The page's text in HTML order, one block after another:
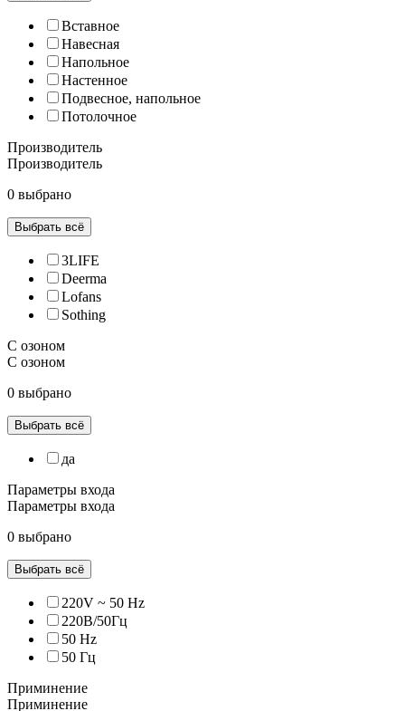
Вставное
Навесная
Напольное
Настенное
Подвесное, напольное
Потолочное
Производитель
Производитель
0 выбрано
Выбрать всё
3LIFE
Deerma
Lofans
Sothing
С озоном
С озоном
0 выбрано
Выбрать всё
да
Параметры входа
Параметры входа
0 выбрано
Выбрать всё
220V ~ 50 Hz
220В/50Гц
50 Hz
50 Гц
Приминение
Приминение